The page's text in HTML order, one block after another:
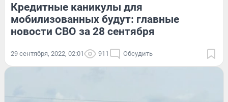
Кредитные каникулы для
мобилизованных будут: главные
новости СВО за 28 сентября
29 сентября, 2022, 02:01 911 Обсудить